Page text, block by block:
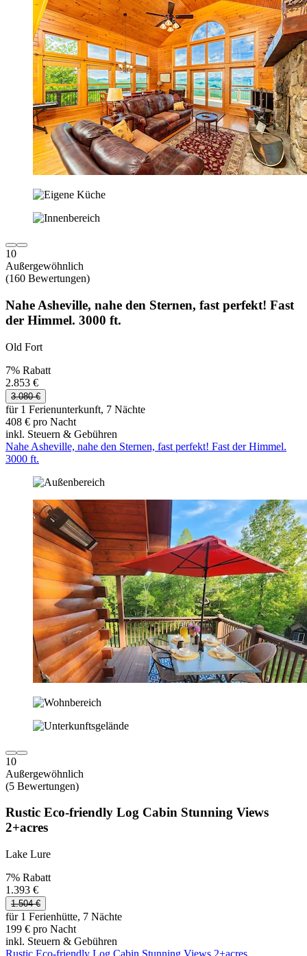
10
Außergewöhnlich
(160 Bewertungen)
Nahe Asheville, nahe den Sternen, fast perfekt! Fast
der Himmel. 3000 ft.
Old Fort
7% Rabatt
2.853 €
3.080 €
für 1 Ferienunterkunft, 7 Nächte
408 € pro Nacht
inkl. Steuern & Gebühren
Nahe Asheville, nahe den Sternen, fast perfekt! Fast der Himmel.
3000 ft.
10
Außergewöhnlich
(5 Bewertungen)
Rustic Eco-friendly Log Cabin Stunning Views
2+acres
Lake Lure
7% Rabatt
1.393 €
1.504 €
für 1 Ferienhütte, 7 Nächte
199 € pro Nacht
inkl. Steuern & Gebühren
Rustic Eco-friendly Log Cabin Stunning Views 2+acres